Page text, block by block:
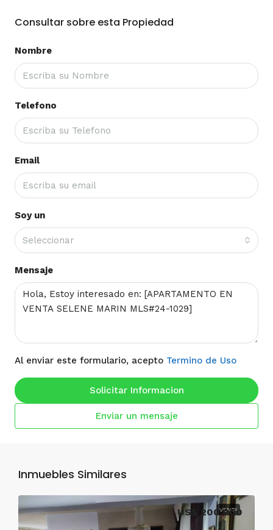
Consultar sobre esta Propiedad
Nombre
Telefono
Email
Soy un
Seleccionar
Mensaje
Al enviar este formulario, acepto Termino de Uso
Solicitar Informacion
Enviar un mensaje
Inmuebles Similares
VENTA
US$ 200,000